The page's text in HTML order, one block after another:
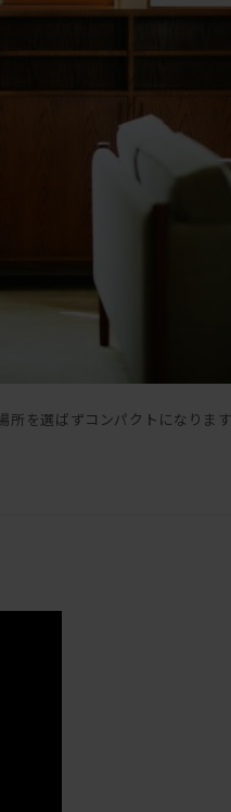
所を選ばずコンパクトになりま